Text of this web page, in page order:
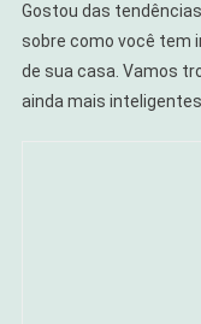
Gostou das
sobre como você tem
de sua casa. Vamos
ainda mais